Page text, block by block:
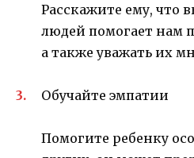
Расскажите ему, что
людей помогает нам
а также уважать их
Обучайте эмпатии
Помогите ребенку